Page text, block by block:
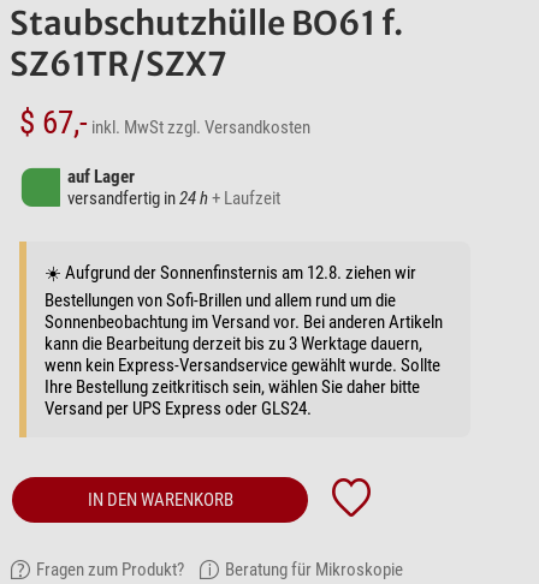
Staubschutzhülle BO61 f.
SZ61TR/SZX7
$ 67,- inkl. MwStzzgl. Versandkosten
auf Lager
versandfertig in24 h+ Laufzeit
☀️ Aufgrund der Sonnenfinsternis am 12.8. ziehen wir
Bestellungen von Sofi-Brillen und allem rund um die
Sonnenbeobachtung im Versand vor. Bei anderen Artikeln
kann die Bearbeitung derzeit bis zu 3 Werktage dauern,
wenn kein Express-Versandservice gewählt wurde. Sollte
Ihre Bestellung zeitkritisch sein, wählen Sie daher bitte
Versand per UPS Express oder GLS24.
IN DEN WARENKORB
Fragen zum Produkt? Beratung für Mikroskopie